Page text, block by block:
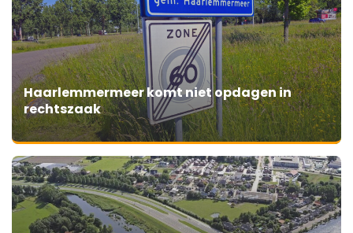
Haarlemmermeer komt niet opdagen in
rechtszaak